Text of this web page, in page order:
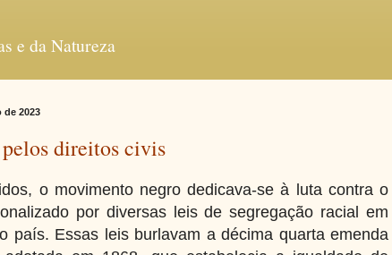
e da Natureza
de 2023
direitos civis
o movimento negro dedicava-se à luta contra o
por diversas leis de segregação racial em
país. Essas leis burlavam a décima quarta emenda